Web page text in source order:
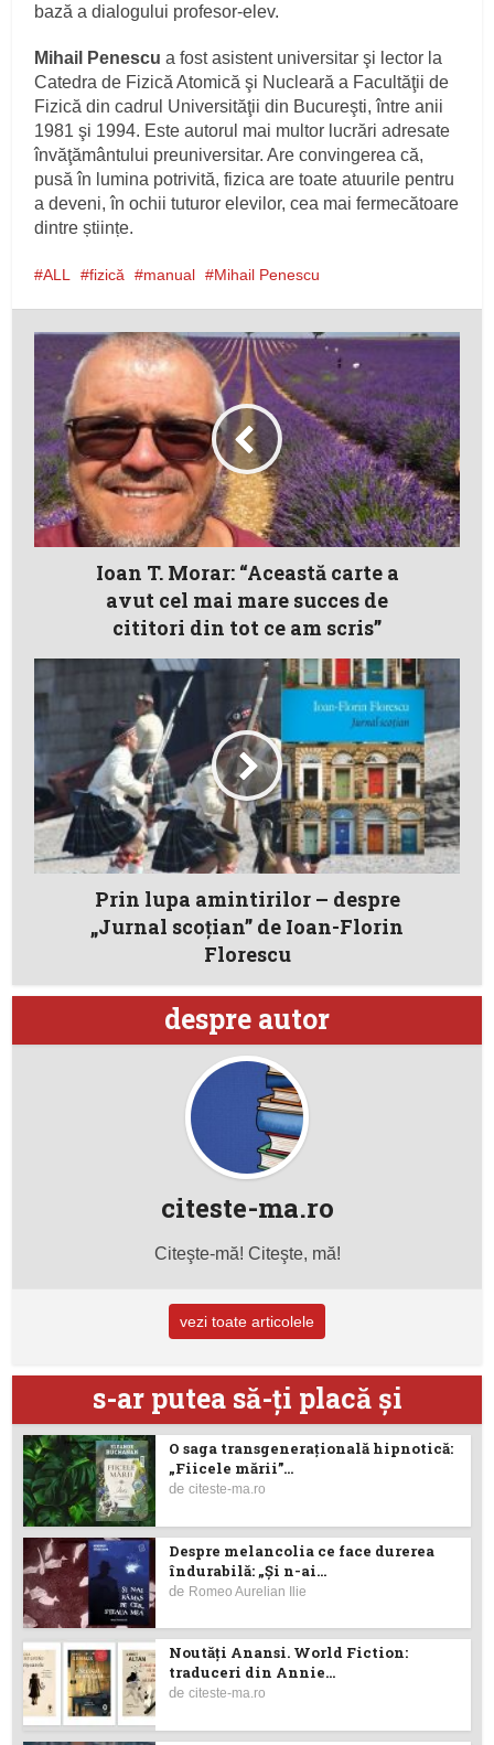
bază a dialogului profesor-elev.
Mihail Penescu a fost asistent universitar şi lector la
Catedra de Fizică Atomică şi Nucleară a Facultăţii de
Fizică din cadrul Universităţii din Bucureşti, între anii
1981 şi 1994. Este autorul mai multor lucrări adresate
învăţământului preuniversitar. Are convingerea că,
pusă în lumina potrivită, fizica are toate atuurile pentru
a deveni, în ochii tuturor elevilor, cea mai fermecătoare
dintre științe.
ALL fizică manual Mihail Penescu
Ioan T. Morar: “Această carte a
avut cel mai mare succes de
cititori din tot ce am scris”
Prin lupa amintirilor – despre
„Jurnal scoţian” de Ioan-Florin
Florescu
despre autor
citeste-ma.ro
Citeşte-mă! Citeşte, mă!
vezi toate articolele
s-ar putea să-ţi placă şi
O saga transgenerațională hipnotică:
„Fiicele mării”...
deciteste-ma.ro
Despre melancolia ce face durerea
îndurabilă: „Și n-ai...
de Romeo Aurelian Ilie
Noutăţi Anansi. World Fiction:
traduceri din Annie...
deciteste-ma.ro